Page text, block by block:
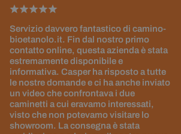
Servizio davvero fantastico di camino-
bioetanolo.it. Fin dal nostro primo
contatto online, questa azienda è stata
estremamente disponibile e
informativa. Casper ha risposto a tutte
le nostre domande e ci ha anche inviato
un video che confrontava i due
caminetti a cui eravamo interessati,
visto che non potevamo visitare lo
showroom. La consegna è stata